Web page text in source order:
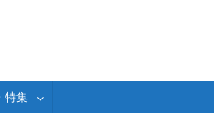
特集